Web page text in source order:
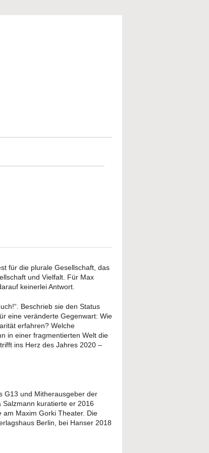
für die plurale Gesellschaft, das
und Vielfalt. Für Max
keinerlei Antwort.
Beschrieb sie den Status
eine veränderte Gegenwart: Wie
erfahren? Welche
in einer fragmentierten Welt die
ins Herz des Jahres 2020 –
G13 und Mitherausgeber der
Salzmann kuratierte er 2016
am Maxim Gorki Theater. Die
Berlin, bei Hanser 2018